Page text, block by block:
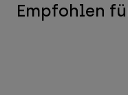
Empfohlen